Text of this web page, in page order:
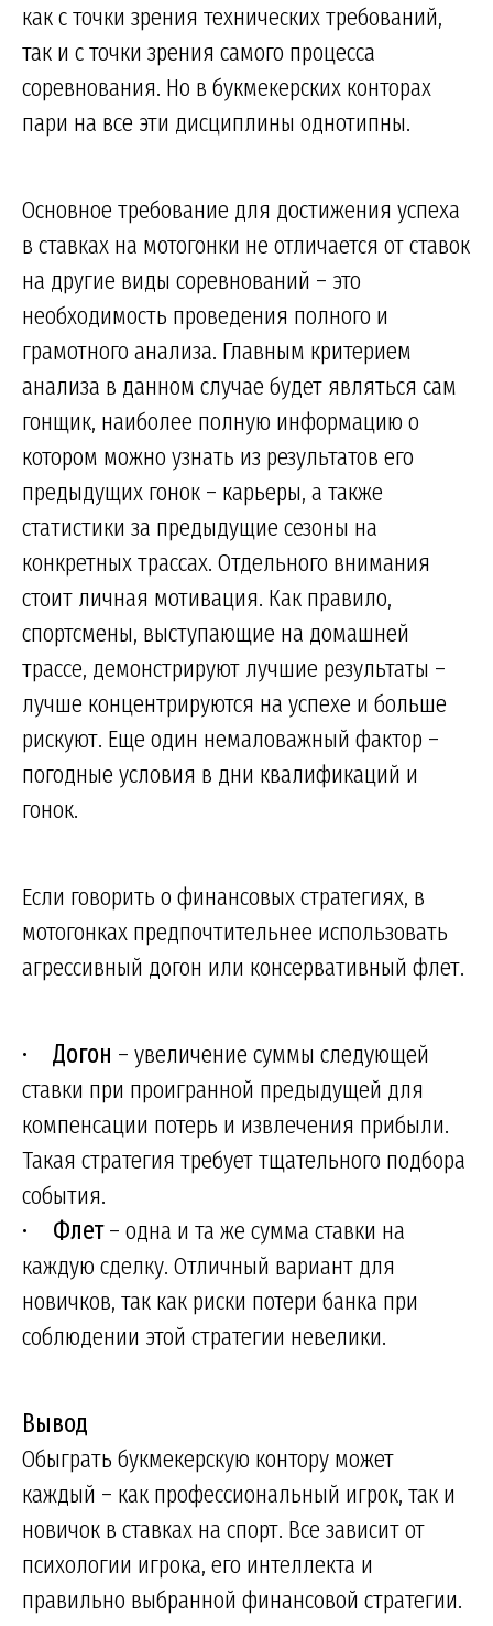
как с точки зрения технических требований,
так и с точки зрения самого процесса
соревнования. Но в букмекерских конторах
пари на все эти дисциплины однотипны.
Основное требование для достижения успеха
в ставках на мотогонки не отличается от ставок
на другие виды соревнований – это
необходимость проведения полного и
грамотного анализа. Главным критерием
анализа в данном случае будет являться сам
гонщик, наиболее полную информацию о
котором можно узнать из результатов его
предыдущих гонок – карьеры, а также
статистики за предыдущие сезоны на
конкретных трассах. Отдельного внимания
стоит личная мотивация. Как правило,
спортсмены, выступающие на домашней
трассе, демонстрируют лучшие результаты –
лучше концентрируются на успехе и больше
рискуют. Еще один немаловажный фактор –
погодные условия в дни квалификаций и
гонок.
Если говорить о финансовых стратегиях, в
мотогонках предпочтительнее использовать
агрессивный догон или консервативный флет.
• Догон – увеличение суммы следующей
ставки при проигранной предыдущей для
компенсации потерь и извлечения прибыли.
Такая стратегия требует тщательного подбора
события.
• Флет– одна и та же сумма ставки на
каждую сделку. Отличный вариант для
новичков, так как риски потери банка при
соблюдении этой стратегии невелики.
Вывод
Обыграть букмекерскую контору может
каждый – как профессиональный игрок, так и
новичок в ставках на спорт. Все зависит от
психологии игрока, его интеллекта и
правильно выбранной финансовой стратегии.